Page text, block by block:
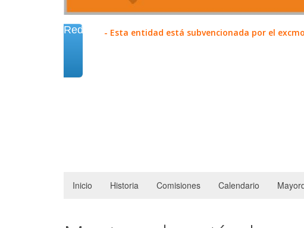
- Esta entidad está subvencionada por el
Redes
Inicio Historia Comisiones Calendario